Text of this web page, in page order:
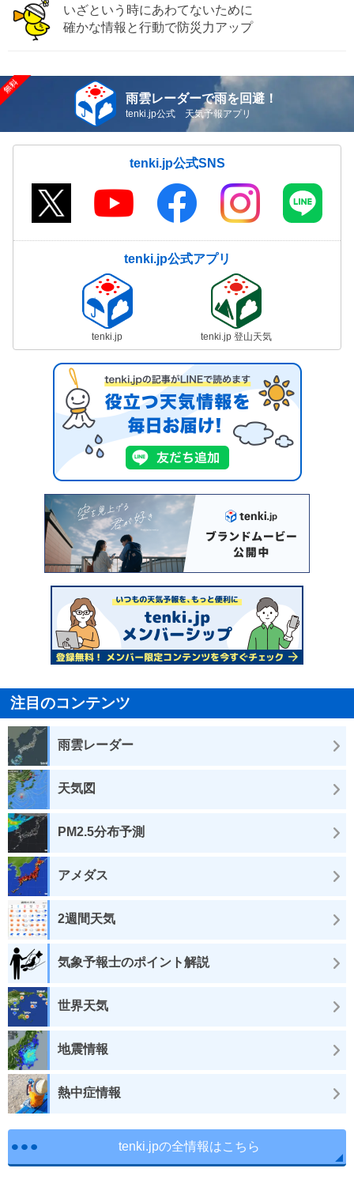
いざという時にあわてないために
確かな情報と行動で防災力アップ
雨雲レーダーで雨を回避！
tenki.jp公式 天気予報アプリ
tenki.jp公式SNS
tenki.jp公式アプリ
tenki.jp tenki.jp 登山天気
注目のコンテンツ
雨雲レーダー
天気図
PM2.5分布予測
アメダス
2週間天気
気象予報士のポイント解説
世界天気
地震情報
熱中症情報
tenki.jpの全情報はこちら